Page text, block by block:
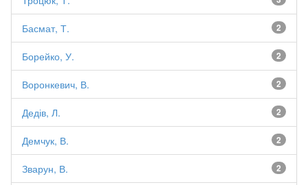
2
Басмат, Т.
2
Борейко, У.
2
Воронкевич, В.
2
Дедів, Л.
2
Демчук, В.
2
Зварун, В.